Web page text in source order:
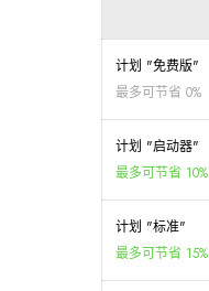
计划 "免费版"
最多可节省 0%
计划 "启动器"
最多可节省 10%
计划 "标准"
最多可节省 15%